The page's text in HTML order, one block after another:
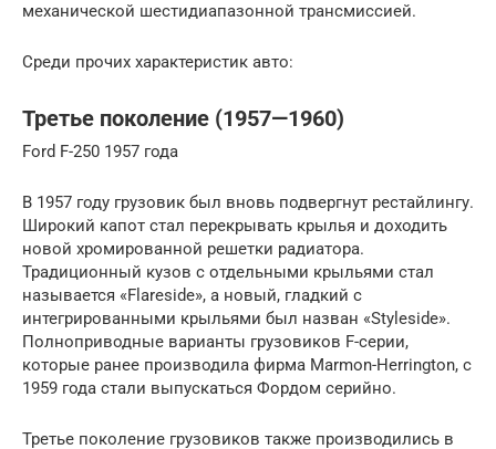
механической шестидиапазонной трансмиссией.
Среди прочих характеристик авто:
Третье поколение (1957—1960)
Ford F-250 1957 года
В 1957 году грузовик был вновь подвергнут рестайлингу.
Широкий капот стал перекрывать крылья и доходить
новой хромированной решетки радиатора.
Традиционный кузов с отдельными крыльями стал
называется «Flareside», а новый, гладкий с
интегрированными крыльями был назван «Styleside».
Полноприводные варианты грузовиков F-серии,
которые ранее производила фирма Marmon-Herrington, с
1959 года стали выпускаться Фордом серийно.
Третье поколение грузовиков также производились в